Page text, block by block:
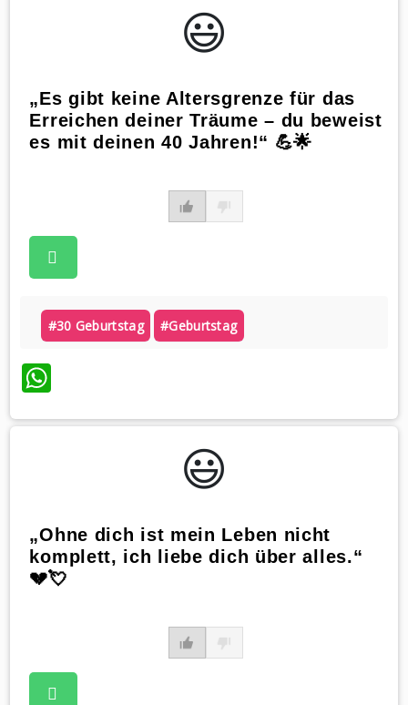
😃️
„Es gibt keine Altersgrenze für das
Erreichen deiner Träume – du beweist
es mit deinen 40 Jahren!“ 💪🌟
#30 Geburtstag #geburtstag
WhatsApp
😃️
„Ohne dich ist mein Leben nicht
komplett, ich liebe dich über alles.“
💔💘